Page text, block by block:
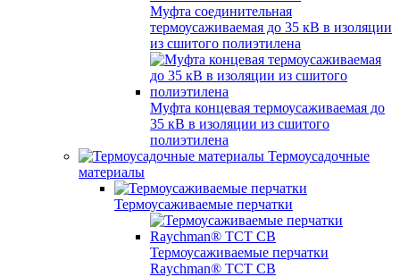
Муфта соединительная
термоусаживаемая до 35 кВ в изоляции
из сшитого полиэтилена
Муфта концевая термоусаживаемая до
35 кВ в изоляции из сшитого
полиэтилена
Термоусадочные
материалы
Термоусаживаемые перчатки
Термоусаживаемые перчатки
Raychman® TCT CB